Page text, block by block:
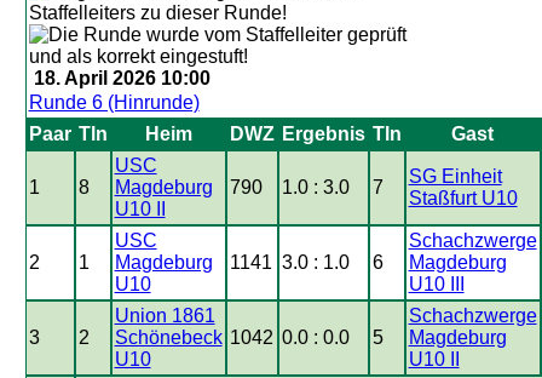
18. April 2026 10:00
Runde 6 (Hinrunde)
Paar Tln Heim DWZ Ergebnis Tln Gast
1 8
USC
Magdeburg
U10 II
790 1.0 : 3.0 7
SG Einheit
Staßfurt U10
2 1
USC
Magdeburg
U10
1141 3.0 : 1.0 6
Schachzwerge
Magdeburg
U10 III
3 2
Union 1861
Schönebeck
U10
1042 0.0 : 0.0 5
Schachzwerge
Magdeburg
U10 II